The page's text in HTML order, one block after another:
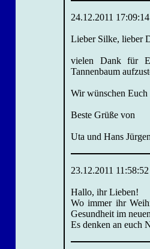
24.12.2011 17:09:14
Lieber Silke, lieber
vielen Dank für
Tannenbaum
Wir wünschen Euch
Beste Grüße von
Uta und Hans
23.12.2011 11:58:52
Hallo, ihr Lieben!
Wo immer ihr
Gesundheit im
Es denken an euch